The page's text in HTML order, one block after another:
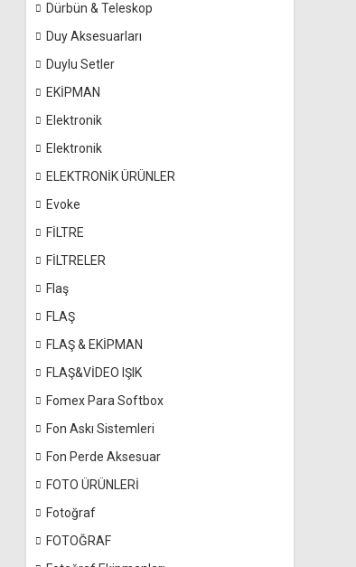
Dürbün & Teleskop
Duy Aksesuarları
Duylu Setler
EKİPMAN
Elektronik
Elektronik
ELEKTRONİK ÜRÜNLER
Evoke
FİLTRE
FİLTRELER
Flaş
FLAŞ
FLAŞ & EKİPMAN
FLAŞ&VİDEO IŞIK
Fomex Para Softbox
Fon Askı Sistemleri
Fon Perde Aksesuar
FOTO ÜRÜNLERİ
Fotoğraf
FOTOĞRAF